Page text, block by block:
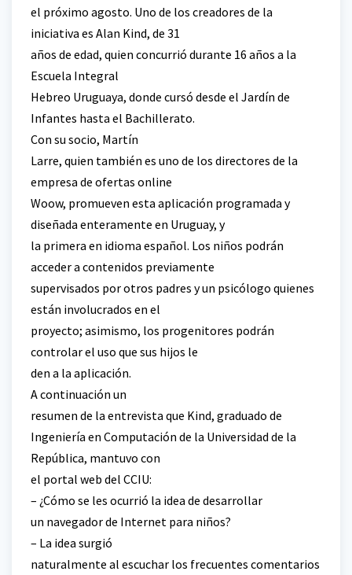
el próximo agosto. Uno de los creadores de la
iniciativa es Alan Kind, de 31
años de edad, quien concurrió durante 16 años a la
Escuela Integral
Hebreo Uruguaya, donde cursó desde el Jardín de
Infantes hasta el Bachillerato.
Con su socio, Martín
Larre, quien también es uno de los directores de la
empresa de ofertas online
Woow, promueven esta aplicación programada y
diseñada enteramente en Uruguay, y
la primera en idioma español. Los niños podrán
acceder a contenidos previamente
supervisados por otros padres y un psicólogo quienes
están involucrados en el
proyecto; asimismo, los progenitores podrán
controlar el uso que sus hijos le
den a la aplicación.
A continuación un
resumen de la entrevista que Kind, graduado de
Ingeniería en Computación de la Universidad de la
República, mantuvo con
el portal web del CCIU:
– ¿Cómo se les ocurrió la idea de desarrollar
un navegador de Internet para niños?
– La idea surgió
naturalmente al escuchar los frecuentes comentarios